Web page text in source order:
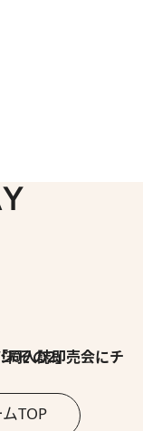
会にチャレンジ その2」
TOP